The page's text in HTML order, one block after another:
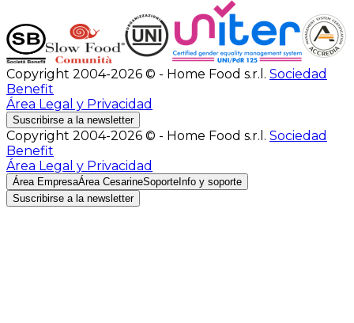
Copyright 2004-2026 © - Home Food s.r.l. Sociedad
Benefit
Área Legal y Privacidad
Suscribirse a la newsletter
Copyright 2004-2026 © - Home Food s.r.l. Sociedad
Benefit
Área Legal y Privacidad
Área EmpresaÁrea CesarineSoporte Info y soporte
Suscribirse a la newsletter